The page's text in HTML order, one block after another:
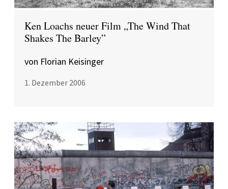
Ken Loachs neuer Film „The Wind That
Shakes The Barley”
von Florian Keisinger
1. Dezember 2006